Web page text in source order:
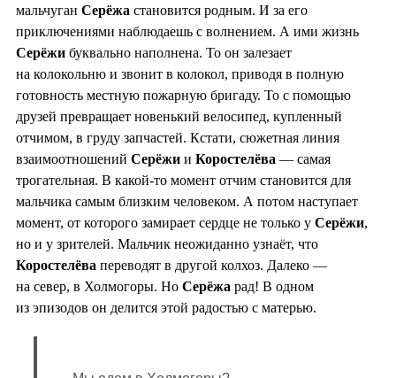
мальчуган Серёжа становится родным. И за его
приключениями наблюдаешь с волнением. А ими жизнь
Серёжи буквально наполнена. То он залезает
на колокольню и звонит в колокол, приводя в полную
готовность местную пожарную бригаду. То с помощью
друзей превращает новенький велосипед, купленный
отчимом, в груду запчастей. Кстати, сюжетная линия
взаимоотношений Серёжи и Коростелёва — самая
трогательная. В какой-то момент отчим становится для
мальчика самым близким человеком. А потом наступает
момент, от которого замирает сердце не только у Серёжи,
но и у зрителей. Мальчик неожиданно узнаёт, что
Коростелёва переводят в другой колхоз. Далеко —
на север, в Холмогоры. Но Серёжа рад! В одном
из эпизодов он делится этой радостью с матерью.